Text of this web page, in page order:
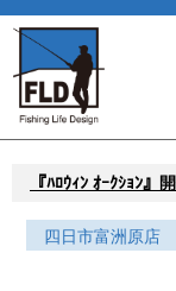
『ﾊﾛｳｨﾝ ｵｰｸｼｮﾝ』
四日市富洲原店